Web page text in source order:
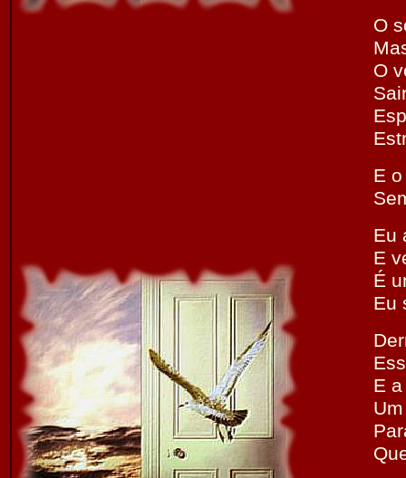
O
O
E
Eu
E
É
Eu
E